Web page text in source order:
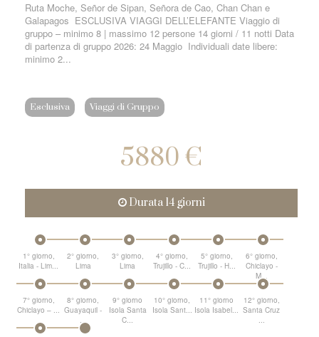
Ruta Moche, Señor de Sipan, Señora de Cao, Chan Chan e
Galapagos ESCLUSIVA VIAGGI DELL’ELEFANTE Viaggio di
gruppo – minimo 8 | massimo 12 persone 14 giorni / 11 notti Data
di partenza di gruppo 2026: 24 Maggio Individuali date libere:
minimo 2...
Esclusiva Viaggi di Gruppo
5880 €
Durata 14 giorni
1° giorno,
Italia - Lim...
2° giorno,
Lima
3° giorno,
Lima
4° giorno,
Trujillo - C...
5° giorno,
Trujillo - H...
6° giorno,
Chiclayo -
M...
7° giorno,
Chiclayo – ...
8° giorno,
Guayaquil -
...
9° giorno
Isola Santa
C...
10° giorno,
Isola Sant...
11° giorno
Isola Isabel...
12° giorno,
Santa Cruz
...